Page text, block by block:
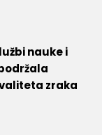
nauke i
zraka